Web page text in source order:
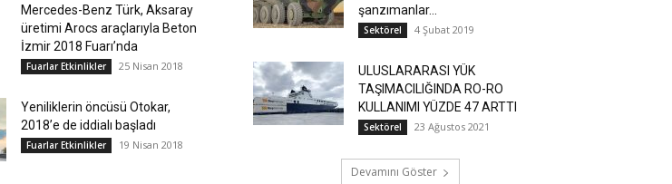
Mercedes-Benz Türk, Aksaray
üretimi Arocs araçlarıyla Beton
İzmir 2018 Fuarı’nda
Fuarlar Etkinlikler 25 Nisan 2018
Yeniliklerin öncüsü Otokar,
2018’e de iddialı başladı
Fuarlar Etkinlikler 19 Nisan 2018
şanzımanlar...
Sektörel 4 Şubat 2019
ULUSLARARASI YÜK
TAŞIMACILIĞINDA RO-RO
KULLANIMI YÜZDE 47 ARTTI
Sektörel 23 Ağustos 2021
Devamını Göster